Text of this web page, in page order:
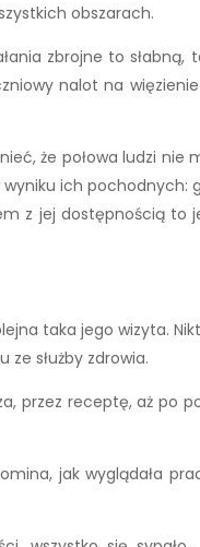
obszarach.
zbrojne to słabną,
nalot na
że połowa ludzi nie
ich pochodnych:
z jej dostępnością to
taka jego wizyta.
służby zdrowia.
przez receptę, aż po
jak wyglądała